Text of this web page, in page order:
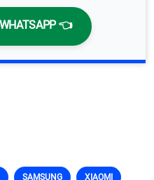
👈
SAMSUNG XIAOMI